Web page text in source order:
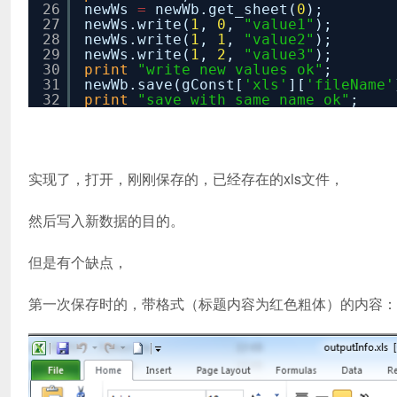
26
27
28
29
30
31
32
newWs = newWb.get_sheet( 0 );
newWs.write( 1 , 0 , "value1" );
newWs.write( 1 , 1 , "value2" );
newWs.write( 1 , 2 , "value3" );
print
"write new values ok" ;
newWb.save(gConst[ 'xls' ][ 'fileName'
print
"save with same name ok" ;
实现了，打开，刚刚保存的，已经存在的xls文件，
然后写入新数据的目的。
但是有个缺点，
第一次保存时的，带格式（标题内容为红色粗体）的内容：